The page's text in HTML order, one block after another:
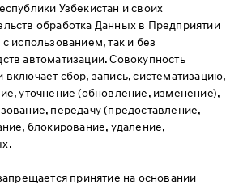
Узбекистан и своих
обработка Данных в Предприятии
использованием, так и без
автоматизации. Совокупность
включает сбор, запись, систематизацию,
уточнение (обновление, изменение),
передачу (предоставление,
блокирование, удаление,
принятие на основании